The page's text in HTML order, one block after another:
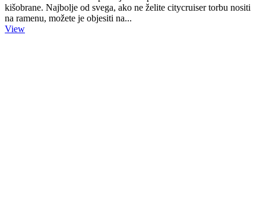
kišobrane. Najbolje od svega, ako ne želite citycruiser torbu nositi
na ramenu, možete je objesiti na...
View